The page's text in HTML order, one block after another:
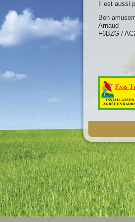
Il est aussi
Bon
Arnaud
F6BZG /